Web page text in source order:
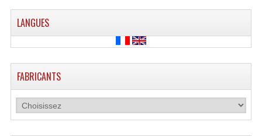
Tweeters Pour Enceintes
Platines Disque Vinyles
Lecteurs Cd À Plats
LANGUES
FABRICANTS